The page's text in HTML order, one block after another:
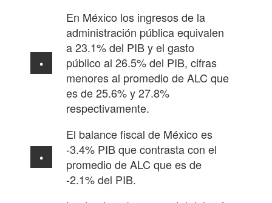
En México los ingresos de la
administración pública equivalen
a 23.1% del PIB y el gasto
público al 26.5% del PIB, cifras
menores al promedio de ALC que
es de 25.6% y 27.8%
respectivamente.
El balance fiscal de México es
-3.4% PIB que contrasta con el
promedio de ALC que es de
-2.1% del PIB.